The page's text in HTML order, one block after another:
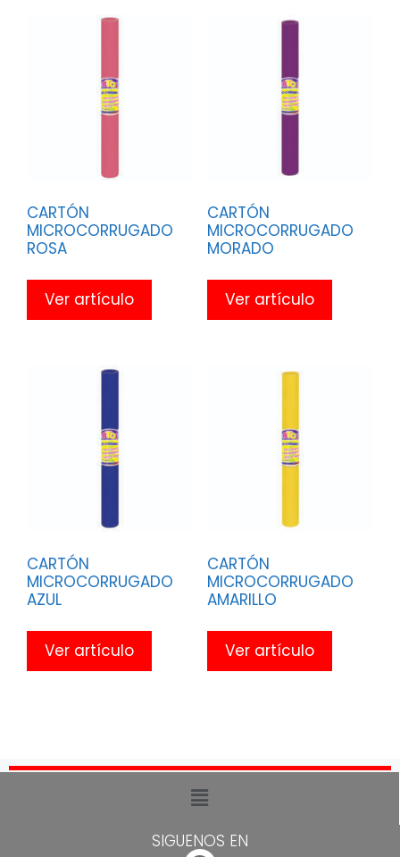
CARTÓN
MICROCORRUGADO
ROSA
Ver artículo
CARTÓN
MICROCORRUGADO
MORADO
Ver artículo
CARTÓN
MICROCORRUGADO
AZUL
Ver artículo
CARTÓN
MICROCORRUGADO
AMARILLO
Ver artículo
SIGUENOS EN